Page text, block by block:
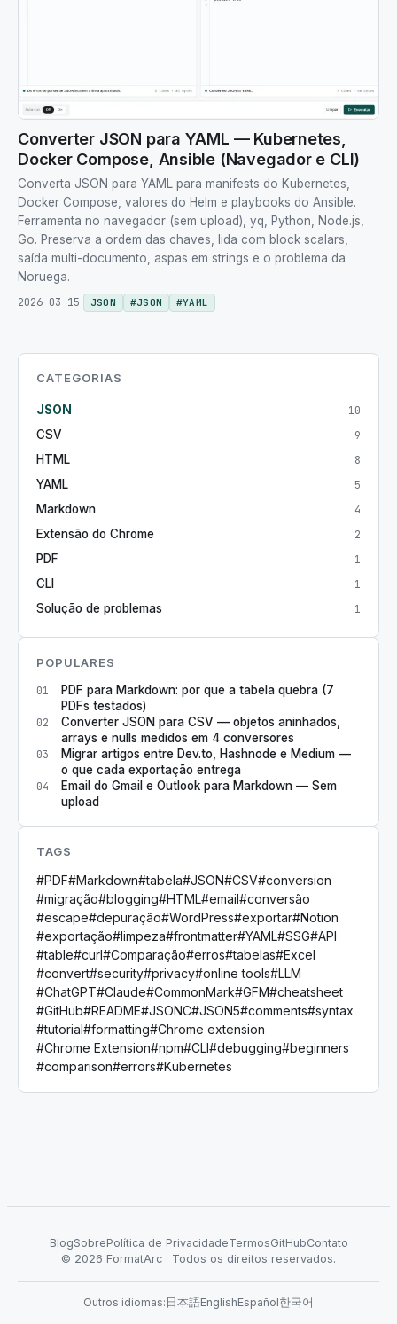
Converter JSON para YAML — Kubernetes,
Docker Compose, Ansible (Navegador e CLI)
Converta JSON para YAML para manifests do Kubernetes,
Docker Compose, valores do Helm e playbooks do Ansible.
Ferramenta no navegador (sem upload), yq, Python, Node.js,
Go. Preserva a ordem das chaves, lida com block scalars,
saída multi-documento, aspas em strings e o problema da
Noruega.
2026-03-15
JSON #JSON #YAML
CATEGORIAS
JSON 10
CSV 9
HTML 8
YAML 5
Markdown 4
Extensão do Chrome 2
PDF 1
CLI 1
Solução de problemas 1
POPULARES
01
PDF para Markdown: por que a tabela quebra (7
PDFs testados)
02
Converter JSON para CSV — objetos aninhados,
arrays e nulls medidos em 4 conversores
03
Migrar artigos entre Dev.to, Hashnode e Medium —
o que cada exportação entrega
04
Email do Gmail e Outlook para Markdown — Sem
upload
TAGS
#PDF#Markdown#tabela#JSON#CSV#conversion
#migração#blogging#HTML#email#conversão
#escape#depuração#WordPress#exportar#Notion
#exportação#limpeza#frontmatter#YAML#SSG#API
#table#curl#Comparação#erros#tabelas#Excel
#convert#security#privacy#online tools#LLM
#ChatGPT#Claude#CommonMark#GFM#cheatsheet
#GitHub#README#JSONC#JSON5#comments#syntax
#tutorial#formatting#Chrome extension
#Chrome Extension#npm#CLI#debugging#beginners
#comparison#errors#Kubernetes
© 2026 FormatArc · Todos os direitos reservados.
BlogSobrePolítica de PrivacidadeTermosGitHubContato
Outros idiomas: 日本語EnglishEspañol한국어